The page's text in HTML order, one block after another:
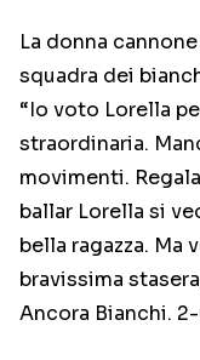
La donna
squadra dei
“Io voto Lorella
straordinaria.
movimenti.
ballar Lorella si
bella ragazza. Ma
bravissima
Ancora Bianchi.